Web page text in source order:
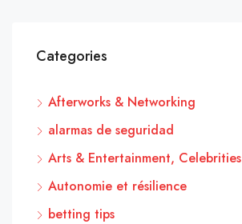
Categories
Afterworks & Networking
alarmas de seguridad
Arts & Entertainment, Celebrities
Autonomie et résilience
betting tips